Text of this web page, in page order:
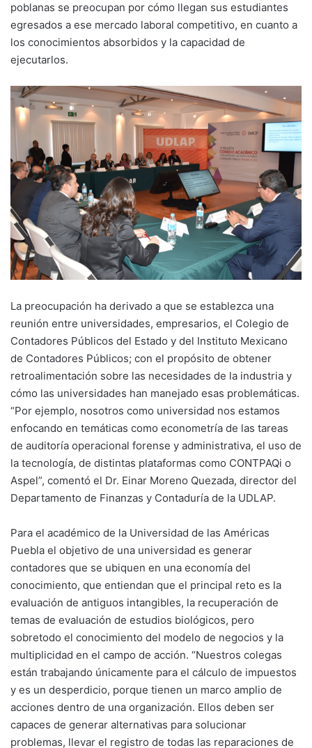
poblanas se preocupan por cómo llegan sus estudiantes
egresados a ese mercado laboral competitivo, en cuanto a
los conocimientos absorbidos y la capacidad de
ejecutarlos.
La preocupación ha derivado a que se establezca una
reunión entre universidades, empresarios, el Colegio de
Contadores Públicos del Estado y del Instituto Mexicano
de Contadores Públicos; con el propósito de obtener
retroalimentación sobre las necesidades de la industria y
cómo las universidades han manejado esas problemáticas.
“Por ejemplo, nosotros como universidad nos estamos
enfocando en temáticas como econometría de las tareas
de auditoría operacional forense y administrativa, el uso de
la tecnología, de distintas plataformas como CONTPAQi o
Aspel”, comentó el Dr. Einar Moreno Quezada, director del
Departamento de Finanzas y Contaduría de la UDLAP.
Para el académico de la Universidad de las Américas
Puebla el objetivo de una universidad es generar
contadores que se ubiquen en una economía del
conocimiento, que entiendan que el principal reto es la
evaluación de antiguos intangibles, la recuperación de
temas de evaluación de estudios biológicos, pero
sobretodo el conocimiento del modelo de negocios y la
multiplicidad en el campo de acción. “Nuestros colegas
están trabajando únicamente para el cálculo de impuestos
y es un desperdicio, porque tienen un marco amplio de
acciones dentro de una organización. Ellos deben ser
capaces de generar alternativas para solucionar
problemas, llevar el registro de todas las reparaciones de